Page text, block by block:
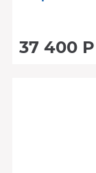
37 400 Р